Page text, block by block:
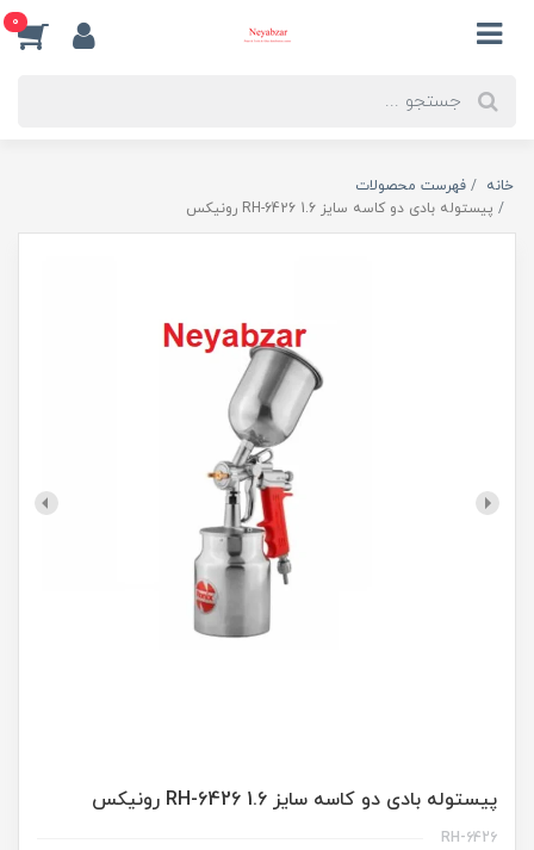
0
خانه
فهرست محصولات
پیستوله بادی دو کاسه سایز 1.6 RH-6426 رونیکس
پیستوله بادی دو کاسه سایز 1.6 RH-6426 رونیکس
RH-6426